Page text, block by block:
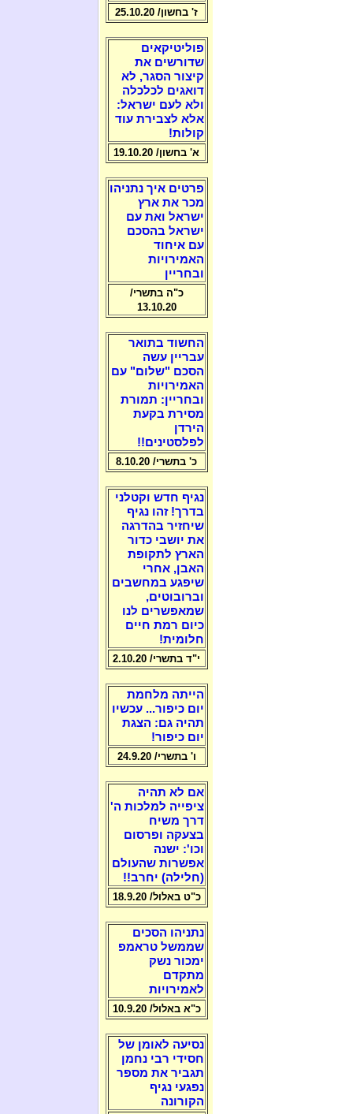
ז' בחשון/ 25.10.20
פוליטיקאים
שדורשים את
קיצור הסגר, לא
דואגים לכלכלה
ולא לעם ישראל:
אלא לצבירת עוד
קולות!
א' בחשון/ 19.10.20
פרטים איך נתניהו
מכר את ארץ
ישראל ואת עם
ישראל בהסכם
עם איחוד
האמירויות
ובחריין
כ"ה בתשרי/
13.10.20
החשוד בתואר
עבריין עשה
הסכם "שלום" עם
האמירויות
ובחריין: תמורת
מסירת בקעת
הירדן
לפלסטינים!!
כ' בתשרי/ 8.10.20
נגיף חדש וקטלני
בדרך! זהו נגיף
שיחזיר בהדרגה
את יושבי כדור
הארץ לתקופת
האבן, אחרי
שיפגע במחשבים
וברובוטים,
שמאפשרים לנו
כיום רמת חיים
חלומית!
י"ד בתשרי/ 2.10.20
הייתה מלחמת
יום כיפור... עכשיו
תהיה גם: הצגת
יום כיפור!
ו' בתשרי/ 24.9.20
אם לא תהיה
ציפייה למלכות ה'
דרך משיח
בצעקה ופרסום
וכו': ישנה
אפשרות שהעולם
(חלילה) יחרב!!
כ"ט באלול/ 18.9.20
נתניהו הסכים
שממשל טראמפ
ימכור נשק
מתקדם
לאמירויות
כ"א באלול/ 10.9.20
נסיעה לאומן של
חסידי רבי נחמן
תגביר את מספר
נפגעי נגיף
הקורונה